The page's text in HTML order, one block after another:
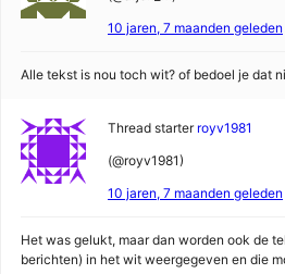
10 jaren, 7 maanden geleden
Alle tekst is nou toch wit? of bedoel je dat
Thread starter royv1981
(@royv1981)
10 jaren, 7 maanden geleden
Het was gelukt, maar dan worden ook de
berichten) in het wit weergegeven en die